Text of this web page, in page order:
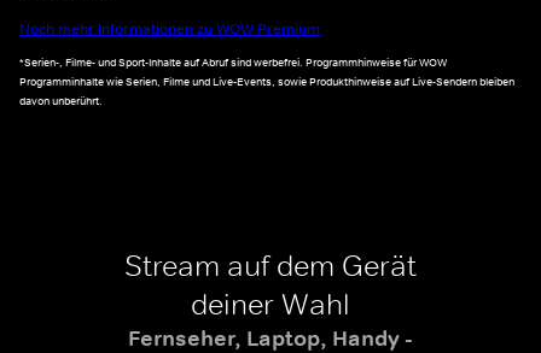
Noch mehr Informationen zu WOW Premium
*Serien-, Filme- und Sport-Inhalte auf Abruf sind werbefrei. Programmhinweise für WOW
Programminhalte wie Serien, Filme und Live-Events, sowie Produkthinweise auf Live-Sendern bleiben
davon unberührt.
Stream auf dem Gerät
deiner Wahl
Fernseher, Laptop, Handy -